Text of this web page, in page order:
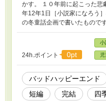
かす。 １０年前に起こった
年12年1日［小説家になろう
の冬童話企画で書いたものです
24h.ポイント 0pt
小
バッドハッピーエンド
短編
完結 四